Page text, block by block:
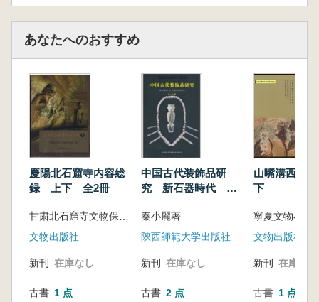
れ、高清の細部写真と工程図解によって、これ
らの“絶学”を可感・可知のものとしています。
また、国内外の一級館蔵品を集成し、超高精
細の撮影によって雕漆の断面構造や螺鈿の虹彩
光沢を捉え、かつてない視覚的衝撃をもたらし
ています。本書は、漆芸の技法・美学・歴史を
総合的に理解するための貴重な資料であり、中
国漆芸史 の全体像を立体的に描き出す一冊と
なっています。
あなたへのおすすめ
慶陽北石窟寺内容総
録 上下 全2冊
甘粛北石窟寺文物保護研究所
文物出版社
新刊 在庫なし
古書 1 点
中国古代装飾品研
究 新石器時代 早
秦小麗著
陝西師範大学出版社
新刊 在庫なし
古書 2 点
山嘴溝西夏
下
寧夏文物考古
文物出版社
新刊 在庫なし
古書 1 点